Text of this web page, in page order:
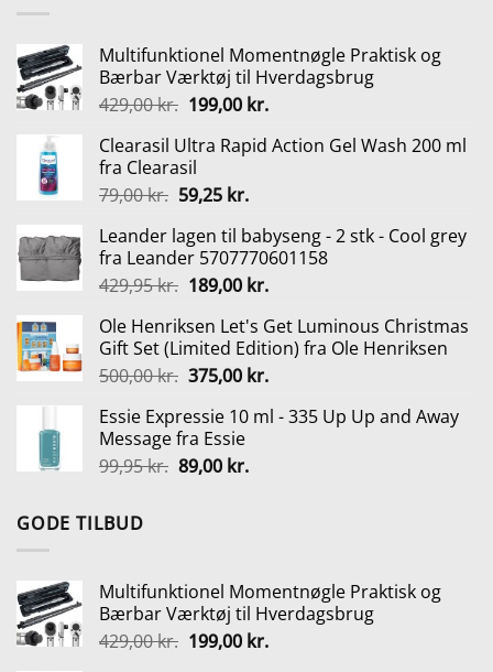
Multifunktionel Momentnøgle Praktisk og
Bærbar Værktøj til Hverdagsbrug
429,00kr. Den
pris
var:
429,00 kr..
199,00 kr.Den
pris
Clearasil Ultra Rapid Action Gel Wash 200 ml
fra Clearasil
79,00kr. Den
pris
var:
79,00 kr..
59,25 kr.Den
pris
er:
59,25 kr..
Leander lagen til babyseng - 2 stk - Cool grey
fra Leander 5707770601158
429,95kr. Den
pris
var:
429,95 kr..
189,00 kr.Den
pris
er:
189,00 kr..
Ole Henriksen Let's Get Luminous Christmas
Gift Set (Limited Edition) fra Ole Henriksen
500,00kr. Den
pris
var:
500,00 kr..
375,00 kr.Den
pris
Essie Expressie 10 ml - 335 Up Up and Away
Message fra Essie
99,95kr. Den
89,00 kr.Den
GODE TILBUD
Multifunktionel Momentnøgle Praktisk og
Bærbar Værktøj til Hverdagsbrug
429,00kr. Den
199,00 kr.Den